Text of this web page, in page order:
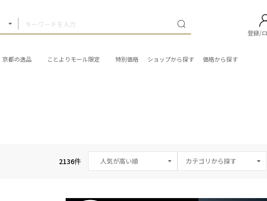
登録/
京都の逸品 ことよりモール限定 特別価格 ショップから探す 価格から探す
2136件 カテゴリから探す